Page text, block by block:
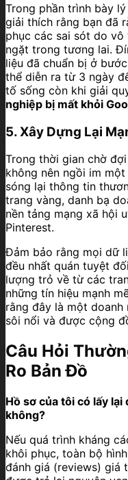
Trong phần trình bày
giải thích rằng bạn đã
phục các sai sót do
ngặt trong tương lai.
liệu đã chuẩn bị ở
thể diễn ra từ 3 ngày
tố sống còn khi giải
nghiệp bị mất khỏi
5. Xây Dựng Lại
Trong thời gian chờ
không nên ngồi im
sóng lại thông tin
trang vàng, danh bạ
nền tảng mạng xã hội
Pinterest.
Đảm bảo rằng mọi dữ
đều nhất quán tuyệt
lượng trỏ về từ các
những tín hiệu mạnh
rằng đây là một
sôi nổi và được cộng
Câu Hỏi
Ro Bản Đồ
Hồ sơ của tôi có lấy
không?
Nếu quá trình kháng
khôi phục, toàn bộ
đánh giá (reviews) giá